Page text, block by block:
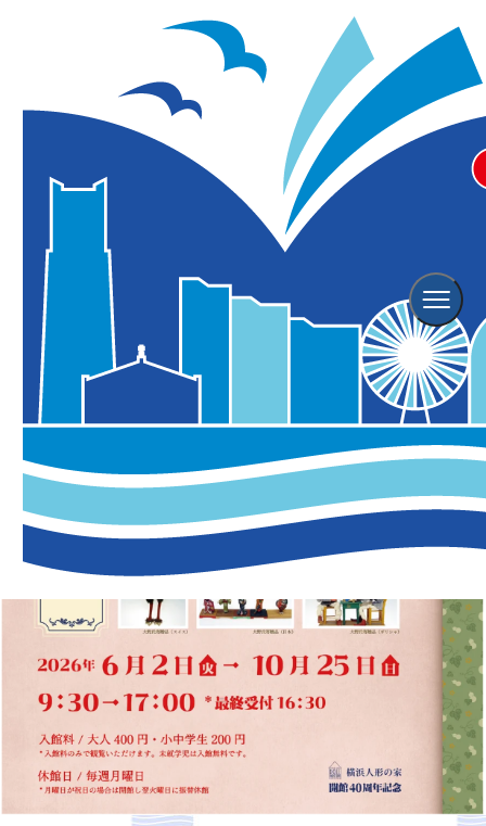
横浜人形の家 開館40周年記念
「大野英子と横浜人形の家」
屋内（雨天OK）